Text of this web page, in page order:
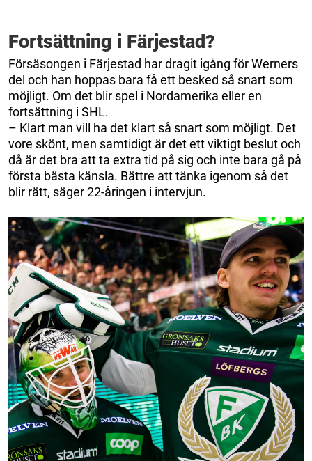
Fortsättning i Färjestad?
Försäsongen i Färjestad har dragit igång för Werners
del och han hoppas bara få ett besked så snart som
möjligt. Om det blir spel i Nordamerika eller en
fortsättning i SHL.
– Klart man vill ha det klart så snart som möjligt. Det
vore skönt, men samtidigt är det ett viktigt beslut och
då är det bra att ta extra tid på sig och inte bara gå på
första bästa känsla. Bättre att tänka igenom så det
blir rätt, säger 22-åringen i intervjun.